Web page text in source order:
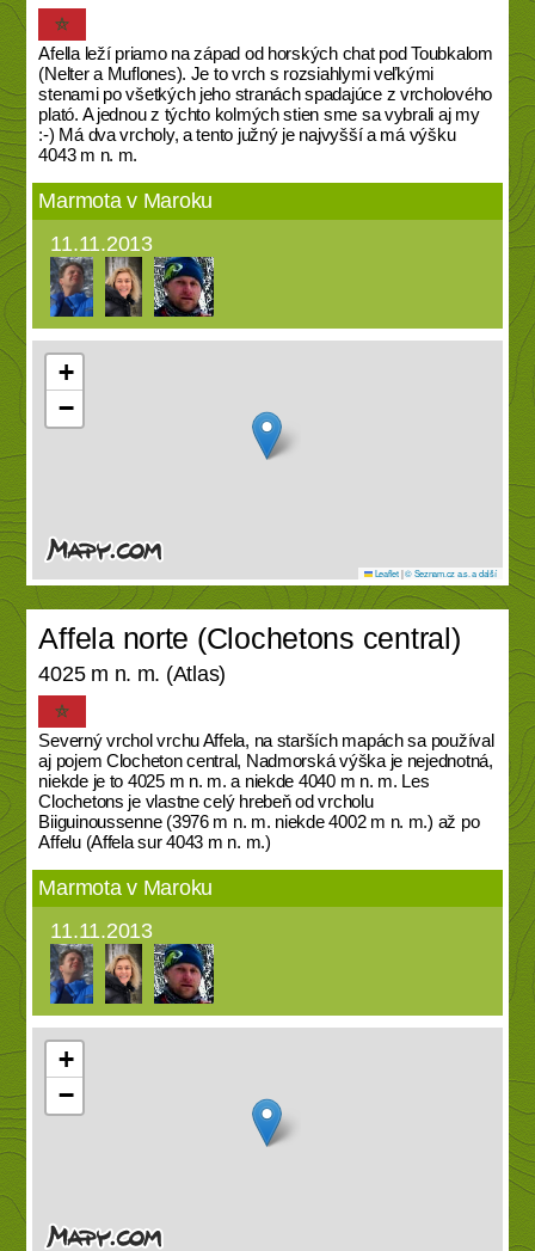
Afella leží priamo na západ od horských chat pod Toubkalom
(Nelter a Muflones). Je to vrch s rozsiahlymi veľkými
stenami po všetkých jeho stranách spadajúce z vrcholového
plató. A jednou z týchto kolmých stien sme sa vybrali aj my
:-) Má dva vrcholy, a tento južný je najvyšší a má výšku
4043 m n. m.
Marmota v Maroku
11.11.2013
+
−
Leaflet|© Seznam.cz a.s. a další
Affela norte (Clochetons central)
4025 m n. m. (Atlas)
Severný vrchol vrchu Affela, na starších mapách sa používal
aj pojem Clocheton central, Nadmorská výška je nejednotná,
niekde je to 4025 m n. m. a niekde 4040 m n. m. Les
Clochetons je vlastne celý hrebeň od vrcholu
Biiguinoussenne (3976 m n. m. niekde 4002 m n. m.) až po
Affelu (Affela sur 4043 m n. m.)
Marmota v Maroku
11.11.2013
+
−